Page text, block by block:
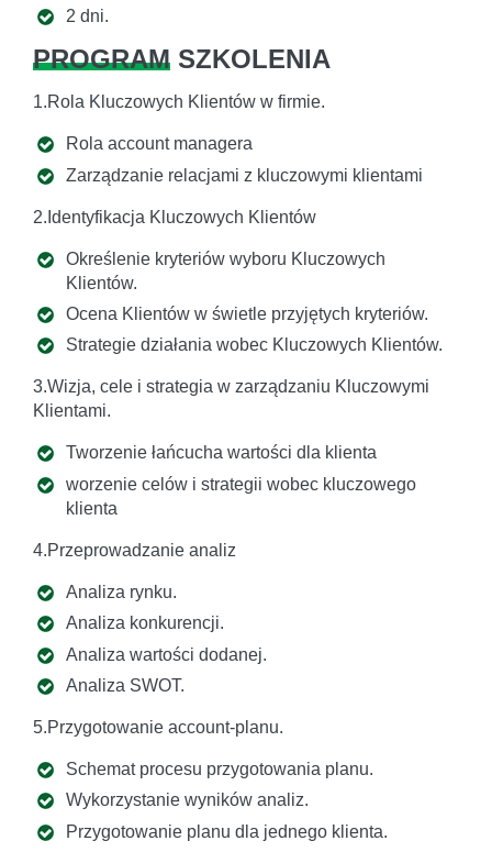
2 dni.
PROGRAM SZKOLENIA
1.Rola Kluczowych Klientów w firmie.
Rola account managera
Zarządzanie relacjami z kluczowymi klientami
2.Identyfikacja Kluczowych Klientów
Określenie kryteriów wyboru Kluczowych
Klientów.
Ocena Klientów w świetle przyjętych kryteriów.
Strategie działania wobec Kluczowych Klientów.
3.Wizja, cele i strategia w zarządzaniu Kluczowymi
Klientami.
Tworzenie łańcucha wartości dla klienta
worzenie celów i strategii wobec kluczowego
klienta
4.Przeprowadzanie analiz
Analiza rynku.
Analiza konkurencji.
Analiza wartości dodanej.
Analiza SWOT.
5.Przygotowanie account-planu.
Schemat procesu przygotowania planu.
Wykorzystanie wyników analiz.
Przygotowanie planu dla jednego klienta.